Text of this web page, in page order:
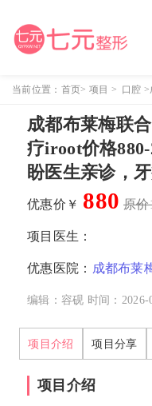
当前位置： 首页> 项目 > 口腔 >
成都布莱梅联
疗iroot价格
盼医生亲诊，
优惠价￥ 880 原价
项目医生：
优惠医院： 成都布莱
编辑：容砚 时间：2026-
项目介绍 项目分享
项目介绍